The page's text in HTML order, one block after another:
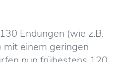
Endungen (wie z.B.
mit einem geringen